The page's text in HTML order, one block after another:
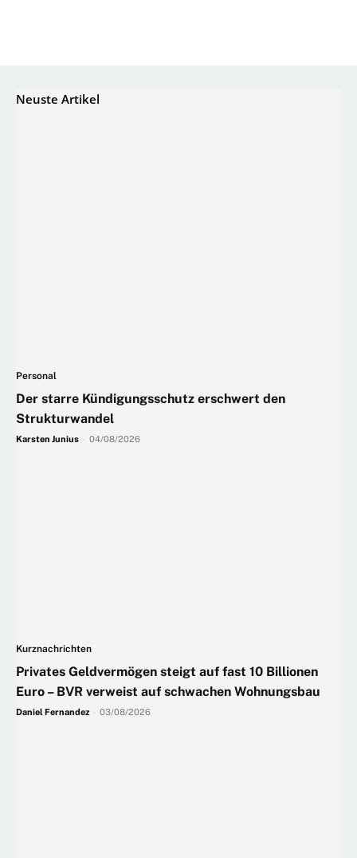
Neuste Artikel
Personal
Der starre Kündigungsschutz erschwert den
Strukturwandel
Karsten Junius 04/08/2026
Kurznachrichten
Privates Geldvermögen steigt auf fast 10 Billionen
Euro – BVR verweist auf schwachen Wohnungsbau
Daniel Fernandez 03/08/2026